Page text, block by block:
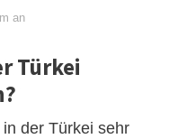
an
Türkei
der Türkei sehr